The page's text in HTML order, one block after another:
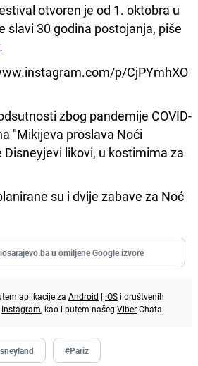
otvoren je od 1. oktobra u
slavi 30 godina postojanja, piše
.
p/CjPYmhXO
zbog pandemije COVID-
"Mikijeva proslava Noći
likovi, u kostimima za
su i dvije zabave za Noć
u omiljene Google izvore
aplikacije za Android | iOS i društvenih
Instagram, kao i putem našeg ViberChata.
#Pariz